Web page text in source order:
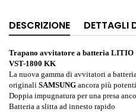
DESCRIZIONE DETTAGLI
Trapano avvitatore a batteria LITIO
VST-1800 KK
La nuova gamma di avvitatori a
originali SAMSUNG ancora più
Doppia impugnatura per una presa
Batteria a slitta ad innesto rapido